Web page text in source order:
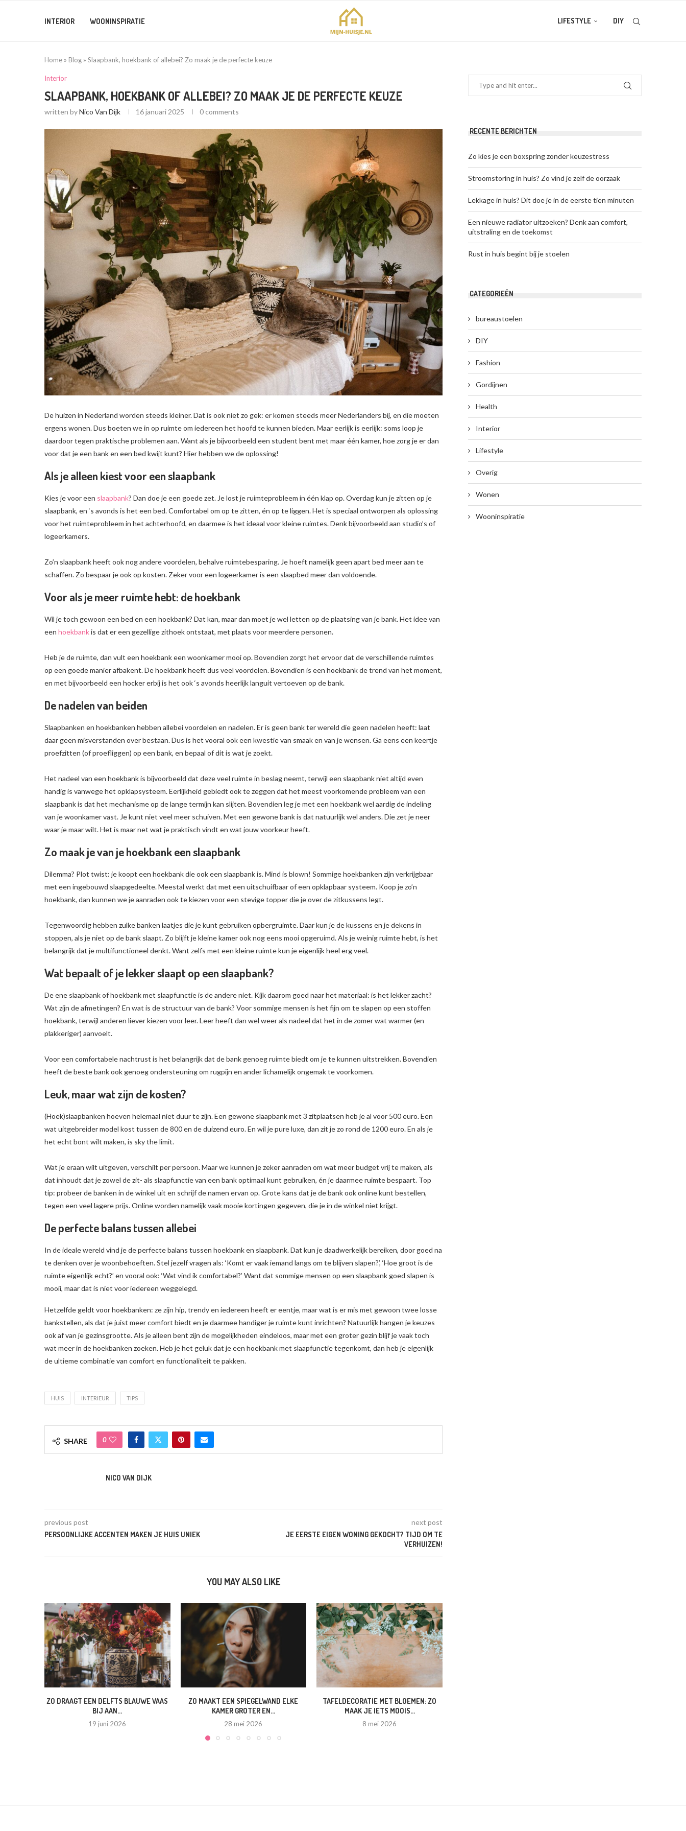
INTERIOR WOONINSPIRATIE LIFESTYLE DIY
Home » Blog » Slaapbank, hoekbank of allebei? Zo maak je de perfecte keuze
Interior
SLAAPBANK, HOEKBANK OF ALLEBEI? ZO MAAK JE DE PERFECTE KEUZE
written byNico Van Dijk 16 januari 2025 0 comments
De huizen in Nederland worden steeds kleiner. Dat is ook niet zo gek: er komen steeds meer Nederlanders bij, en die moeten
ergens wonen. Dus boeten we in op ruimte om iedereen het hoofd te kunnen bieden. Maar eerlijk is eerlijk: soms loop je
daardoor tegen praktische problemen aan. Want als je bijvoorbeeld een student bent met maar één kamer, hoe zorg je er dan
voor dat je een bank en een bed kwijt kunt? Hier hebben we de oplossing!
Als je alleen kiest voor een slaapbank
Kies je voor een slaapbank? Dan doe je een goede zet. Je lost je ruimteprobleem in één klap op. Overdag kun je zitten op je
slaapbank, en ‘s avonds is het een bed. Comfortabel om op te zitten, én op te liggen. Het is speciaal ontworpen als oplossing
voor het ruimteprobleem in het achterhoofd, en daarmee is het ideaal voor kleine ruimtes. Denk bijvoorbeeld aan studio’s of
logeerkamers.
Zo’n slaapbank heeft ook nog andere voordelen, behalve ruimtebesparing. Je hoeft namelijk geen apart bed meer aan te
schaffen. Zo bespaar je ook op kosten. Zeker voor een logeerkamer is een slaapbed meer dan voldoende.
Voor als je meer ruimte hebt: de hoekbank
Wil je toch gewoon een bed en een hoekbank? Dat kan, maar dan moet je wel letten op de plaatsing van je bank. Het idee van
een hoekbankis dat er een gezellige zithoek ontstaat, met plaats voor meerdere personen.
Heb je de ruimte, dan vult een hoekbank een woonkamer mooi op. Bovendien zorgt het ervoor dat de verschillende ruimtes
op een goede manier afbakent. De hoekbank heeft dus veel voordelen. Bovendien is een hoekbank de trend van het moment,
en met bijvoorbeeld een hocker erbij is het ook ‘s avonds heerlijk languit vertoeven op de bank.
De nadelen van beiden
Slaapbanken en hoekbanken hebben allebei voordelen en nadelen. Er is geen bank ter wereld die geen nadelen heeft: laat
daar geen misverstanden over bestaan. Dus is het vooral ook een kwestie van smaak en van je wensen. Ga eens een keertje
proefzitten (of proefliggen) op een bank, en bepaal of dit is wat je zoekt.
Het nadeel van een hoekbank is bijvoorbeeld dat deze veel ruimte in beslag neemt, terwijl een slaapbank niet altijd even
handig is vanwege het opklapsysteem. Eerlijkheid gebiedt ook te zeggen dat het meest voorkomende probleem van een
slaapbank is dat het mechanisme op de lange termijn kan slijten. Bovendien leg je met een hoekbank wel aardig de indeling
van je woonkamer vast. Je kunt niet veel meer schuiven. Met een gewone bank is dat natuurlijk wel anders. Die zet je neer
waar je maar wilt. Het is maar net wat je praktisch vindt en wat jouw voorkeur heeft.
Zo maak je van je hoekbank een slaapbank
Dilemma? Plot twist: je koopt een hoekbank die ook een slaapbank is. Mind is blown! Sommige hoekbanken zijn verkrijgbaar
met een ingebouwd slaapgedeelte. Meestal werkt dat met een uitschuifbaar of een opklapbaar systeem. Koop je zo’n
hoekbank, dan kunnen we je aanraden ook te kiezen voor een stevige topper die je over de zitkussens legt.
Tegenwoordig hebben zulke banken laatjes die je kunt gebruiken opbergruimte. Daar kun je de kussens en je dekens in
stoppen, als je niet op de bank slaapt. Zo blijft je kleine kamer ook nog eens mooi opgeruimd. Als je weinig ruimte hebt, is het
belangrijk dat je multifunctioneel denkt. Want zelfs met een kleine ruimte kun je eigenlijk heel erg veel.
Wat bepaalt of je lekker slaapt op een slaapbank?
De ene slaapbank of hoekbank met slaapfunctie is de andere niet. Kijk daarom goed naar het materiaal: is het lekker zacht?
Wat zijn de afmetingen? En wat is de structuur van de bank? Voor sommige mensen is het fijn om te slapen op een stoffen
hoekbank, terwijl anderen liever kiezen voor leer. Leer heeft dan wel weer als nadeel dat het in de zomer wat warmer (en
plakkeriger) aanvoelt.
Voor een comfortabele nachtrust is het belangrijk dat de bank genoeg ruimte biedt om je te kunnen uitstrekken. Bovendien
heeft de beste bank ook genoeg ondersteuning om rugpijn en ander lichamelijk ongemak te voorkomen.
Leuk, maar wat zijn de kosten?
(Hoek)slaapbanken hoeven helemaal niet duur te zijn. Een gewone slaapbank met 3 zitplaatsen heb je al voor 500 euro. Een
wat uitgebreider model kost tussen de 800 en de duizend euro. En wil je pure luxe, dan zit je zo rond de 1200 euro. En als je
het echt bont wilt maken, is sky the limit.
Wat je eraan wilt uitgeven, verschilt per persoon. Maar we kunnen je zeker aanraden om wat meer budget vrij te maken, als
dat inhoudt dat je zowel de zit- als slaapfunctie van een bank optimaal kunt gebruiken, én je daarmee ruimte bespaart. Top
tip: probeer de banken in de winkel uit en schrijf de namen ervan op. Grote kans dat je de bank ook online kunt bestellen,
tegen een veel lagere prijs. Online worden namelijk vaak mooie kortingen gegeven, die je in de winkel niet krijgt.
De perfecte balans tussen allebei
In de ideale wereld vind je de perfecte balans tussen hoekbank en slaapbank. Dat kun je daadwerkelijk bereiken, door goed na
te denken over je woonbehoeften. Stel jezelf vragen als: ‘Komt er vaak iemand langs om te blijven slapen?’, ‘Hoe groot is de
ruimte eigenlijk echt?’ en vooral ook: ‘Wat vind ik comfortabel?’ Want dat sommige mensen op een slaapbank goed slapen is
mooii, maar dat is niet voor iedereen weggelegd.
Hetzelfde geldt voor hoekbanken: ze zijn hip, trendy en iedereen heeft er eentje, maar wat is er mis met gewoon twee losse
bankstellen, als dat je juist meer comfort biedt en je daarmee handiger je ruimte kunt inrichten? Natuurlijk hangen je keuzes
ook af van je gezinsgrootte. Als je alleen bent zijn de mogelijkheden eindeloos, maar met een groter gezin blijf je vaak toch
wat meer in de hoekbanken zoeken. Heb je het geluk dat je een hoekbank met slaapfunctie tegenkomt, dan heb je eigenlijk
de ultieme combinatie van comfort en functionaliteit te pakken.
HUIS INTERIEUR TIPS
SHARE 0
NICO VAN DIJK
previous post
PERSOONLIJKE ACCENTEN MAKEN JE HUIS UNIEK
next post
JE EERSTE EIGEN WONING GEKOCHT? TIJD OM TE
VERHUIZEN!
YOU MAY ALSO LIKE
ZO DRAAGT EEN DELFTS BLAUWE VAAS
BIJ AAN...
19 juni 2026
ZO MAAKT EEN SPIEGELWAND ELKE
KAMER GROTER EN...
28 mei 2026
TAFELDECORATIE MET BLOEMEN: ZO
MAAK JE IETS MOOIS...
8 mei 2026
RECENTE BERICHTEN
Zo kies je een boxspring zonder keuzestress
Stroomstoring in huis? Zo vind je zelf de oorzaak
Lekkage in huis? Dit doe je in de eerste tien minuten
Een nieuwe radiator uitzoeken? Denk aan comfort,
uitstraling en de toekomst
Rust in huis begint bij je stoelen
CATEGORIEËN
bureaustoelen
DIY
Fashion
Gordijnen
Health
Interior
Lifestyle
Overig
Wonen
Wooninspiratie